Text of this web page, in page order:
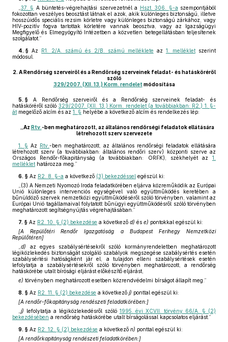
37. § A büntetés-végrehajtási szervezetnél a Hszt. 306. §-a szempontjából
fokozottan veszélyes beosztást látnak el azok, akik különleges biztonságú, illetve
hosszúidős speciális rezsim körletre vagy különleges biztonságú zárkához, vagy
HIV-pozitív fogva tartottak körletére vannak beosztva, vagy az Igazságügyi
Megfigyelő és Elmegyógyító Intézetben a közvetlen betegellátásban teljesítenek
szolgálatot.”
4. § Az R1. 2/A. számú és 2/B. számú melléklete az 1. mellékletszerint
módosul.
2. A Rendőrség szerveiről és a Rendőrség szerveinek feladat- és hatásköréről
szóló
329/2007. (XII. 13.) Korm. rendelet módosítása
5. § A Rendőrség szerveiről és a Rendőrség szerveinek feladat- és
hatásköréről szóló 329/2007. (XII. 13.) Korm. rendelet (a továbbiakban: R2.) 1. §-
át megelőző alcím és az 1. § helyébe a következő alcím és rendelkezés lép:
„Az Rtv.-ben meghatározott, az általános rendőrségi feladatok ellátására
létrehozott szerv szervezete
1. § Az Rtv. -ben meghatározott, az általános rendőrségi feladatok ellátására
létrehozott szerv (a továbbiakban: általános rendőri szerv) központi szerve az
Országos Rendőr-főkapitányság (a továbbiakban: ORFK), székhelyét az 1.
melléklet határozza meg.”
6. § Az R2. 8. §-a a következő (3) bekezdéssel egészül ki:
„(3) A Nemzeti Nyomozó Iroda feladatkörében eljárva közreműködik az Európai
Unió különleges intervenciós egységével való együttműködés keretében a
bűnüldöző szervek nemzetközi együttműködéséről szóló törvényben, valamint az
Európai Unió tagállamaival folytatott bűnügyi együttműködésről szóló törvényben
meghatározott segítségnyújtás végrehajtásában.”
7. § Az R2. 10. § (2) bekezdése a következő d) és e) pontokkal egészül ki:
[A Repülőtéri Rendőr Igazgatóság a Budapest Ferihegy Nemzetközi
Repülőtéren]
d) az egyes szabálysértésekről szóló kormányrendeletben meghatározott
légiközlekedés biztonságát szolgáló szabályok megszegése szabálysértés esetén
szabálysértési hatóságként jár el, a tulajdon elleni szabálysértések esetén
lefolytatja a szabálysértésekről szóló törvényben meghatározott, a rendőrség
hatáskörébe utalt bírósági eljárást előkészítő eljárást,
e) törvényben meghatározott esetben közrendvédelmi bírságot állapít meg.”
8. § Az R2. 11. § (2) bekezdése a következő j) ponttal egészül ki:
[A rendőr-főkapitányság rendészeti feladatkörében:]
j) lefolytatja a légiközlekedésről szóló 1995. évi XCVII. törvény 66/A. § (2)
bekezdésében a rendőrség hatáskörébe utalt bírságolással kapcsolatos eljárást.”
9. § Az R2. 12. § (2) bekezdése a következő n) ponttal egészül ki:
[A rendőrkapitányság rendészeti feladatkörében:]